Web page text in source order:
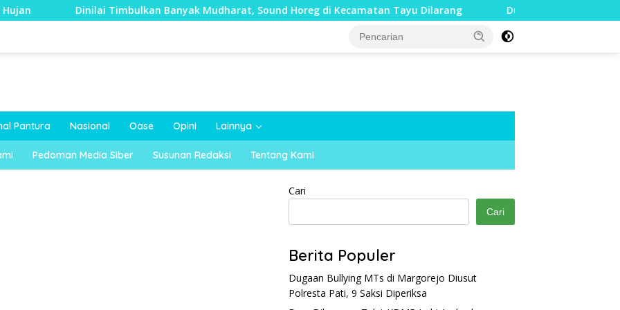
Timbulkan Banyak Mudharat, Sound Horeg di Kecamatan Tayu Dilarang Dua Jari Putus akibat Dugaan Bullying,
Pantura Nasional Oase Opini Lainnya
Pedoman Media Siber Susunan Redaksi Tentang Kami
Cari
Cari
Berita Populer
Dugaan Bullying MTs di Margorejo Diusut
Polresta Pati, 9 Saksi Diperiksa